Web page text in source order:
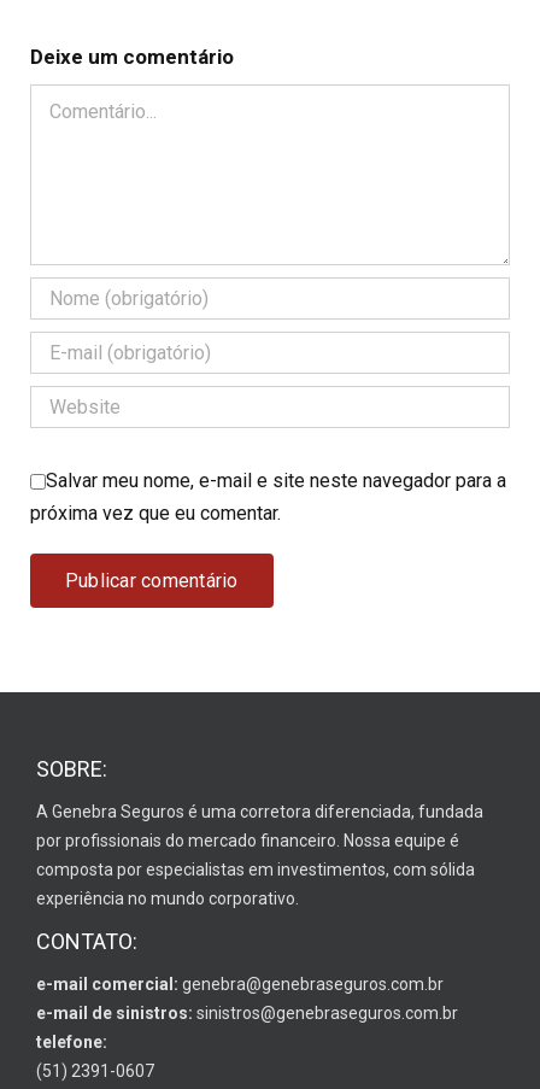
Deixe um comentário
Comentário
Salvar meu nome, e-mail e site neste navegador para a
próxima vez que eu comentar.
SOBRE:
A Genebra Seguros é uma corretora diferenciada, fundada
por profissionais do mercado financeiro. Nossa equipe é
composta por especialistas em investimentos, com sólida
experiência no mundo corporativo.
CONTATO:
e-mail comercial: genebra@genebraseguros.com.br
e-mail de sinistros: sinistros@genebraseguros.com.br
telefone:
(51) 2391-0607